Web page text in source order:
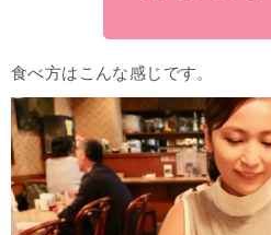
食べ方はこんな感じです。